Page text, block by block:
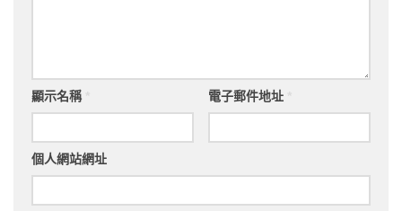
顯示名稱 電子郵件地址
個人網站網址